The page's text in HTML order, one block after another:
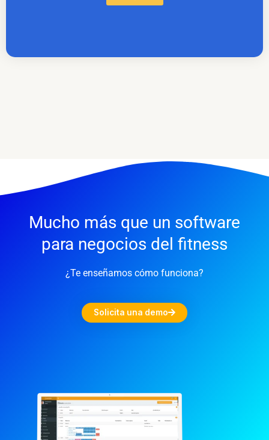
Mucho más que un software
para negocios del fitness
¿Te enseñamos cómo funciona?
Solicita una demo